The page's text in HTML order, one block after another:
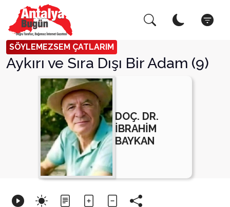
SÖYLEMEZSEM ÇATLARIM
Aykırı ve Sıra Dışı Bir Adam (9)
DOÇ. DR.
İBRAHİM
BAYKAN
Arama Yap! Kapat